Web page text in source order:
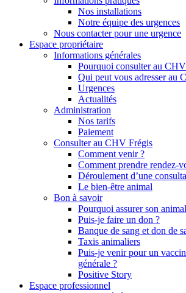
Nos installations
Notre équipe des urgences
Nous contacter pour une urgence
Espace propriétaire
Informations générales
Pourquoi consulter au
Qui peut vous adresser au
Urgences
Actualités
Administration
Nos tarifs
Paiement
Consulter au CHV Frégis
Comment venir ?
Comment prendre rendez-
Déroulement d’une
Le bien-être animal
Bon à savoir
Pourquoi assurer son
Puis-je faire un don ?
Banque de sang et don de
Taxis animaliers
Puis-je venir pour un
générale ?
Positive Story
Espace professionnel